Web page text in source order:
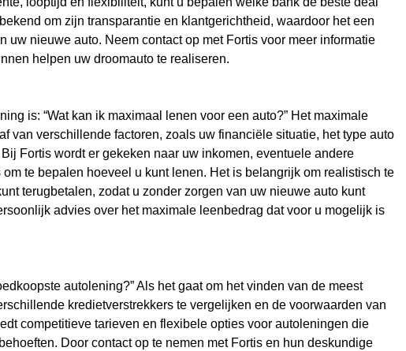
om zijn transparantie en klantgerichtheid, waardoor het een
uw nieuwe auto. Neem contact op met Fortis voor meer informatie
helpen uw droomauto te realiseren.
is: “Wat kan ik maximaal lenen voor een auto?” Het maximale
van verschillende factoren, zoals uw financiële situatie, het type auto
Fortis wordt er gekeken naar uw inkomen, eventuele andere
te bepalen hoeveel u kunt lenen. Het is belangrijk om realistisch te
terugbetalen, zodat u zonder zorgen van uw nieuwe auto kunt
advies over het maximale leenbedrag dat voor u mogelijk is
autolening?” Als het gaat om het vinden van de meest
kredietverstrekkers te vergelijken en de voorwaarden van
competitieve tarieven en flexibele opties voor autoleningen die
Door contact op te nemen met Fortis en hun deskundige